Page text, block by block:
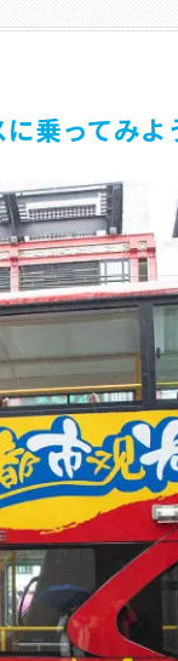
乗ってみよ